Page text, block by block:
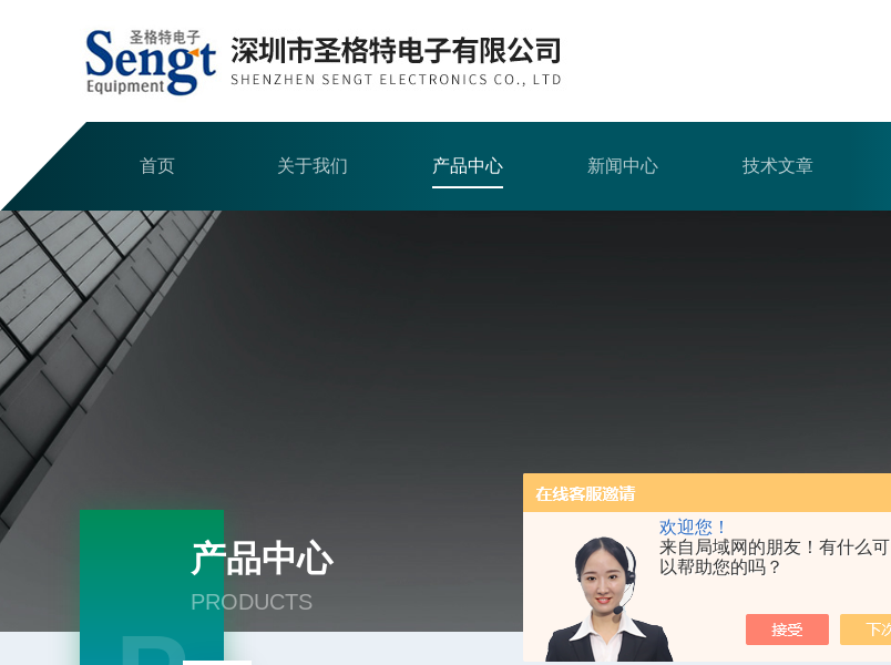
欢迎您！
来自局域网的朋友！有什么可
以帮助您的吗？
首页 关于我们 产品中心 新闻中心 技术文章
产品中心
PRODUCTS